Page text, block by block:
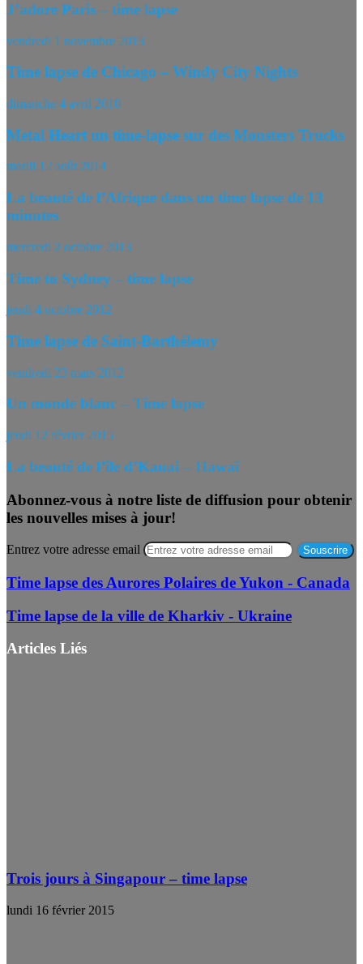
J’adore Paris – time lapse
vendredi 1 novembre 2013
Time lapse de Chicago – Windy City Nights
dimanche 4 avril 2010
Metal Heart un time-lapse sur des Monsters Trucks
mardi 12 août 2014
La beauté de l’Afrique dans un time lapse de 13
minutes
mercredi 2 octobre 2013
Time to Sydney – time lapse
jeudi 4 octobre 2012
Time lapse de Saint-Barthélemy
vendredi 23 mars 2012
Un monde blanc – Time lapse
jeudi 12 février 2015
La beauté de l’île d’Kauai – Hawaï
Abonnez-vous à notre liste de diffusion pour obtenir
les nouvelles mises à jour!
Entrez votre adresse email
Time lapse des Aurores Polaires de Yukon - Canada
Time lapse de la ville de Kharkiv - Ukraine
Articles Liés
Trois jours à Singapour – time lapse
lundi 16 février 2015